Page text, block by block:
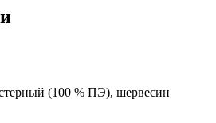
(100 % ПЭ), шервесин